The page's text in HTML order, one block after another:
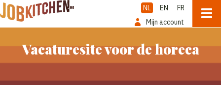
NL EN
FR
Mijn account
Vacaturesite voor de horeca